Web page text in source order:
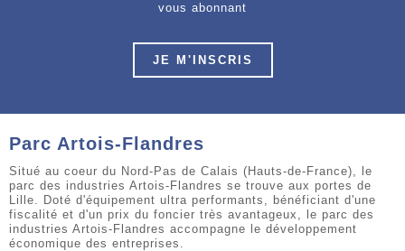
vous abonnant
JE M'INSCRIS
Parc Artois-Flandres
Situé au coeur du Nord-Pas de Calais (Hauts-de-France), le
parc des industries Artois-Flandres se trouve aux portes de
Lille. Doté d'équipement ultra performants, bénéficiant d'une
fiscalité et d'un prix du foncier très avantageux, le parc des
industries Artois-Flandres accompagne le développement
économique des entreprises.